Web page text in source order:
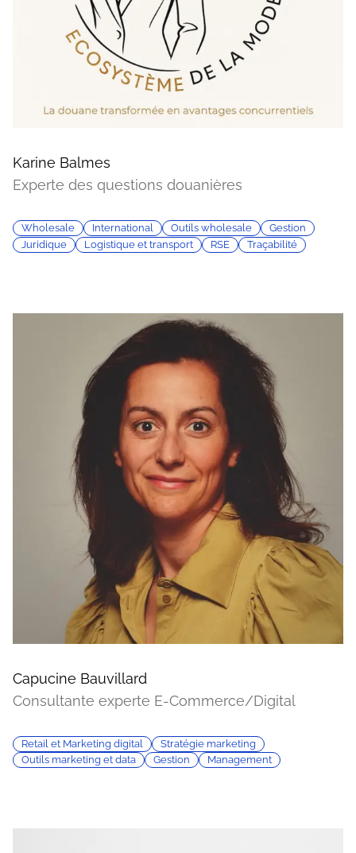
Karine Balmes
Experte des questions douanières
Wholesale International Outils wholesale
Gestion
Juridique
Logistique et transport RSE Traçabilité
Capucine Bauvillard
Consultante experte E-Commerce/Digital
Retail et Marketing digital
Stratégie marketing
Outils marketing et data
Gestion Management